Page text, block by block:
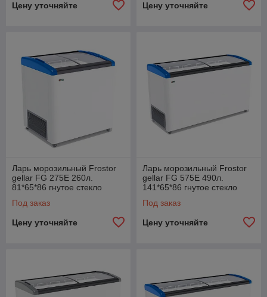
Цену уточняйте Цену уточняйте
Ларь морозильный Frostor
gellar FG 275E 260л.
81*65*86 гнутое стекло
Под заказ
Цену уточняйте
Ларь морозильный Frostor
gellar FG 575E 490л.
141*65*86 гнутое стекло
Под заказ
Цену уточняйте